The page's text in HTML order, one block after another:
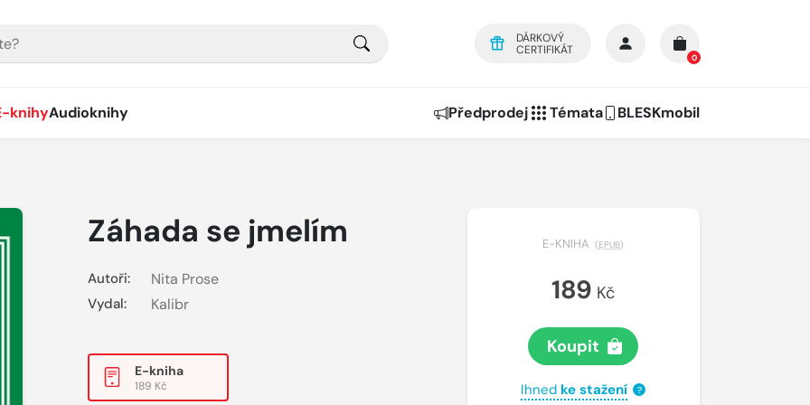
DÁRKOVÝ
CERTIFIKÁT
0
knihyAudioknihy Předprodej Témata BLESKmobil
Záhada se jmelím
Autoři: Nita Prose
Vydal: Kalibr
E-kniha
189 Kč
E-KNIHA (EPUB)
189 Kč
Koupit
Ihned ke stažení ?